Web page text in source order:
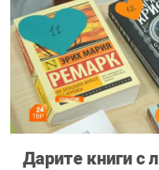
Дарите книги с